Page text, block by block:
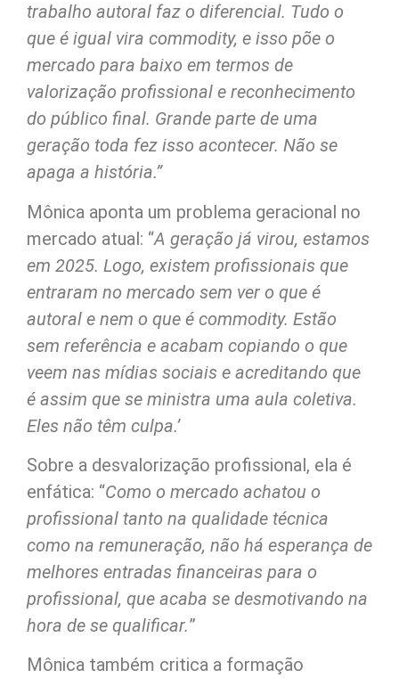
trabalho autoral faz o diferencial. Tudo o
que é igual vira commodity, e isso põe o
mercado para baixo em termos de
valorização profissional e reconhecimento
do público final. Grande parte de uma
geração toda fez isso acontecer. Não se
apaga a história.”
Mônica aponta um problema geracional no
mercado atual: “A geração já virou, estamos
em 2025. Logo, existem profissionais que
entraram no mercado sem ver o que é
autoral e nem o que é commodity. Estão
sem referência e acabam copiando o que
veem nas mídias sociais e acreditando que
é assim que se ministra uma aula coletiva.
Eles não têm culpa.’
Sobre a desvalorização profissional, ela é
enfática: “Como o mercado achatou o
profissional tanto na qualidade técnica
como na remuneração, não há esperança de
melhores entradas financeiras para o
profissional, que acaba se desmotivando na
hora de se qualificar.”
Mônica também critica a formação